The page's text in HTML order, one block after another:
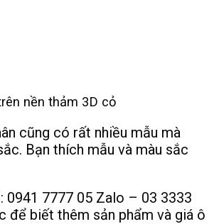
nền thảm 3D cỏ
cũng có rất nhiều mẫu mà
Bạn thích mẫu và màu sắc
0941 7777 05 Zalo – 03 3333
để biết thêm sản phẩm và giá ô